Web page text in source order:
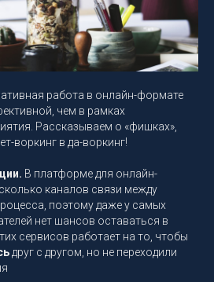
работа в онлайн-формате
чем в рамках
Рассказываем о «фишках»,
воркинг в да-воркинг!
В платформе для онлайн-
каналов связи между
поэтому даже у самых
нет шансов оставаться в
сервисов работает на то, чтобы
друг с другом, но не переходили